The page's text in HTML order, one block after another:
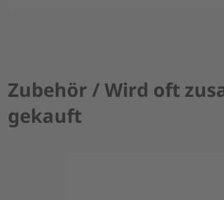
Zubehör / Wird oft
gekauft